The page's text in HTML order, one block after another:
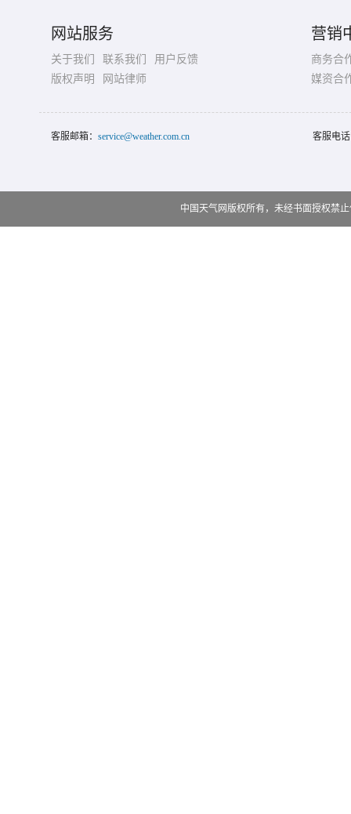
网站服务
关于我们 联系我们
用户反馈
版权声明
网站律师
营销
商务合
媒资合
客服邮箱： service@weather.com.cn 客服电
中国天气网版权所有，未经书面授权